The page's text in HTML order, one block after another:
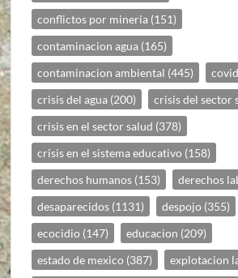
conflictos por mineria (151)
contaminacion agua (165)
contaminacion ambiental (445)
crisis del agua (200) crisis del sector
crisis en el sector salud (378)
crisis en el sistema educativo (158)
derechos humanos (153) derechos
desaparecidos (1131) despojo (355)
ecocidio (147) educacion (209)
estado de mexico (387) explotacion